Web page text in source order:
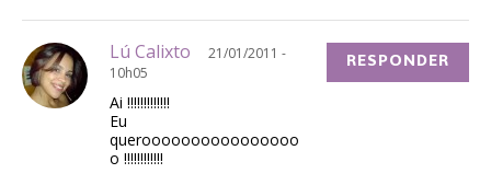
Lú Calixto
21/01/2011 -
10h05
Ai !!!!!!!!!!!!!
Eu
queroooooooooooooooo
o !!!!!!!!!!!!
RESPONDER